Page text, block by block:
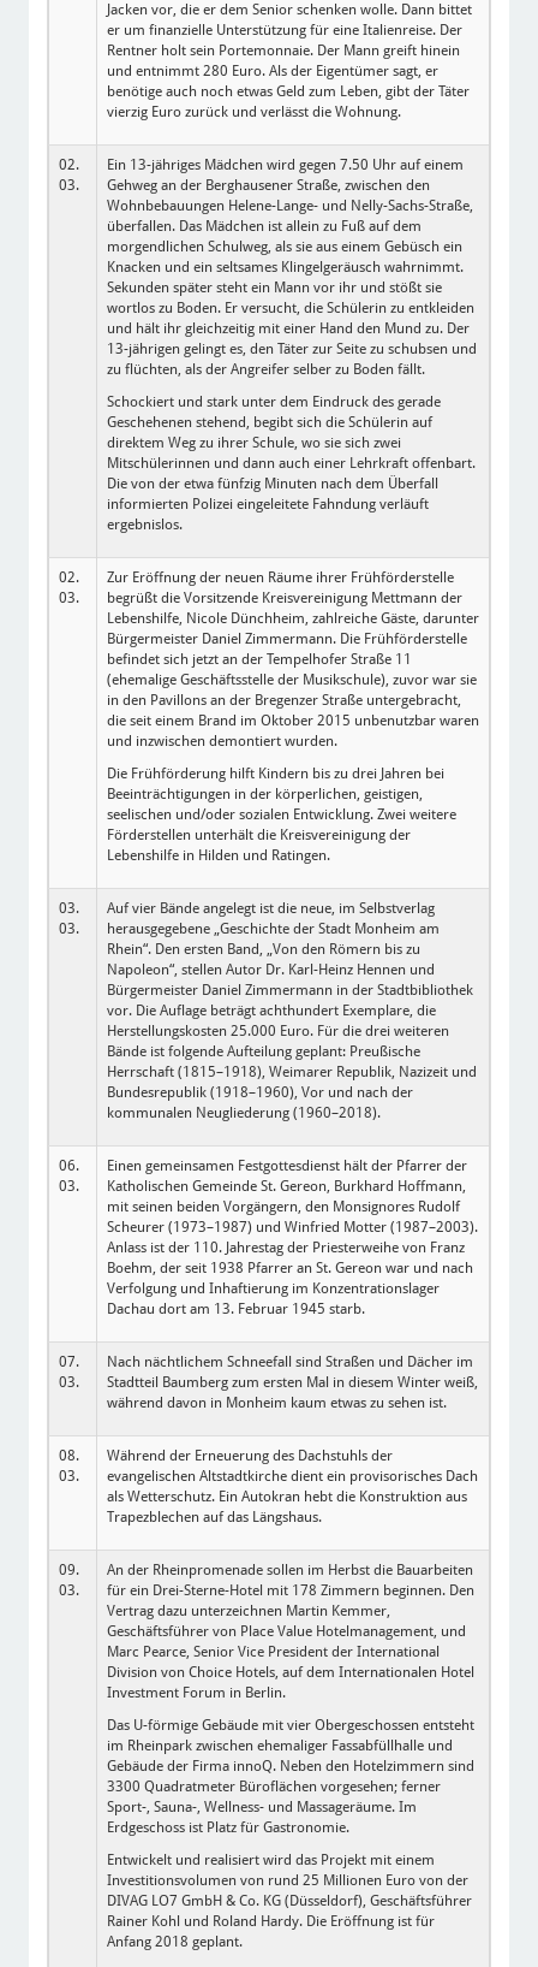
Jacken vor, die er dem Senior schenken wolle. Dann bittet
er um finanzielle Unterstützung für eine Italienreise. Der
Rentner holt sein Portemonnaie. Der Mann greift hinein
und entnimmt 280 Euro. Als der Eigentümer sagt, er
benötige auch noch etwas Geld zum Leben, gibt der Täter
vierzig Euro zurück und verlässt die Wohnung.
02.
03.
Ein 13-jähriges Mädchen wird gegen 7.50 Uhr auf einem
Gehweg an der Berghausener Straße, zwischen den
Wohnbebauungen Helene-Lange- und Nelly-Sachs-Straße,
überfallen. Das Mädchen ist allein zu Fuß auf dem
morgendlichen Schulweg, als sie aus einem Gebüsch ein
Knacken und ein seltsames Klingelgeräusch wahrnimmt.
Sekunden später steht ein Mann vor ihr und stößt sie
wortlos zu Boden. Er versucht, die Schülerin zu entkleiden
und hält ihr gleichzeitig mit einer Hand den Mund zu. Der
13-jährigen gelingt es, den Täter zur Seite zu schubsen und
zu flüchten, als der Angreifer selber zu Boden fällt.
Schockiert und stark unter dem Eindruck des gerade
Geschehenen stehend, begibt sich die Schülerin auf
direktem Weg zu ihrer Schule, wo sie sich zwei
Mitschülerinnen und dann auch einer Lehrkraft offenbart.
Die von der etwa fünfzig Minuten nach dem Überfall
informierten Polizei eingeleitete Fahndung verläuft
ergebnislos.
02.
03.
Zur Eröffnung der neuen Räume ihrer Frühförderstelle
begrüßt die Vorsitzende Kreisvereinigung Mettmann der
Lebenshilfe, Nicole Dünchheim, zahlreiche Gäste, darunter
Bürgermeister Daniel Zimmermann. Die Frühförderstelle
befindet sich jetzt an der Tempelhofer Straße 11
(ehemalige Geschäftsstelle der Musikschule), zuvor war sie
in den Pavillons an der Bregenzer Straße untergebracht,
die seit einem Brand im Oktober 2015 unbenutzbar waren
und inzwischen demontiert wurden.
Die Frühförderung hilft Kindern bis zu drei Jahren bei
Beeinträchtigungen in der körperlichen, geistigen,
seelischen und/oder sozialen Entwicklung. Zwei weitere
Förderstellen unterhält die Kreisvereinigung der
Lebenshilfe in Hilden und Ratingen.
03.
03.
Auf vier Bände angelegt ist die neue, im Selbstverlag
herausgegebene „Geschichte der Stadt Monheim am
Rhein“. Den ersten Band, „Von den Römern bis zu
Napoleon“, stellen Autor Dr. Karl-Heinz Hennen und
Bürgermeister Daniel Zimmermann in der Stadtbibliothek
vor. Die Auflage beträgt achthundert Exemplare, die
Herstellungskosten 25.000 Euro. Für die drei weiteren
Bände ist folgende Aufteilung geplant: Preußische
Herrschaft (1815–1918), Weimarer Republik, Nazizeit und
Bundesrepublik (1918–1960), Vor und nach der
kommunalen Neugliederung (1960–2018).
06.
03.
Einen gemeinsamen Festgottesdienst hält der Pfarrer der
Katholischen Gemeinde St. Gereon, Burkhard Hoffmann,
mit seinen beiden Vorgängern, den Monsignores Rudolf
Scheurer (1973–1987) und Winfried Motter (1987–2003).
Anlass ist der 110. Jahrestag der Priesterweihe von Franz
Boehm, der seit 1938 Pfarrer an St. Gereon war und nach
Verfolgung und Inhaftierung im Konzentrationslager
Dachau dort am 13. Februar 1945 starb.
07.
03.
Nach nächtlichem Schneefall sind Straßen und Dächer im
Stadtteil Baumberg zum ersten Mal in diesem Winter weiß,
während davon in Monheim kaum etwas zu sehen ist.
08.
03.
Während der Erneuerung des Dachstuhls der
evangelischen Altstadtkirche dient ein provisorisches Dach
als Wetterschutz. Ein Autokran hebt die Konstruktion aus
Trapezblechen auf das Längshaus.
09.
03.
An der Rheinpromenade sollen im Herbst die Bauarbeiten
für ein Drei-Sterne-Hotel mit 178 Zimmern beginnen. Den
Vertrag dazu unterzeichnen Martin Kemmer,
Geschäftsführer von Place Value Hotelmanagement, und
Marc Pearce, Senior Vice President der International
Division von Choice Hotels, auf dem Internationalen Hotel
Investment Forum in Berlin.
Das U-förmige Gebäude mit vier Obergeschossen entsteht
im Rheinpark zwischen ehemaliger Fassabfüllhalle und
Gebäude der Firma innoQ. Neben den Hotelzimmern sind
3300 Quadratmeter Büroflächen vorgesehen; ferner
Sport-, Sauna-, Wellness- und Massageräume. Im
Erdgeschoss ist Platz für Gastronomie.
Entwickelt und realisiert wird das Projekt mit einem
Investitionsvolumen von rund 25 Millionen Euro von der
DIVAG LO7 GmbH & Co. KG (Düsseldorf), Geschäftsführer
Rainer Kohl und Roland Hardy. Die Eröffnung ist für
Anfang 2018 geplant.